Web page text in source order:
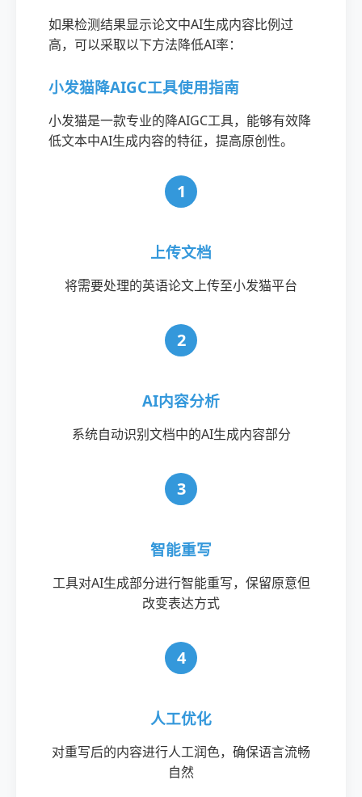
如果检测结果显示论文中AI生成内容比例过
高，可以采取以下方法降低AI率：
小发猫降AIGC工具使用指南
小发猫是一款专业的降AIGC工具，能够有效降
低文本中AI生成内容的特征，提高原创性。
1
上传文档
将需要处理的英语论文上传至小发猫平台
2
AI内容分析
系统自动识别文档中的AI生成内容部分
3
智能重写
工具对AI生成部分进行智能重写，保留原意但
改变表达方式
4
人工优化
对重写后的内容进行人工润色，确保语言流畅
自然